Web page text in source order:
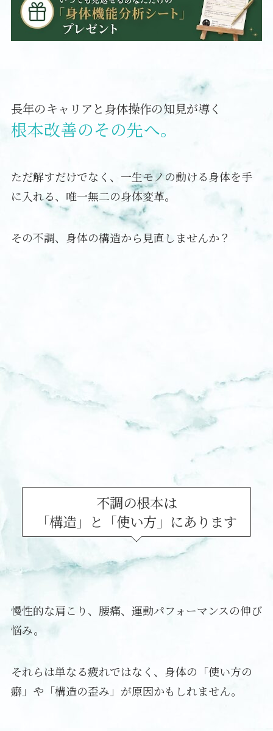
長年のキャリアと身体操作の知見が導く
根本改善のその先へ。
ただ解すだけでなく、一生モノの動ける身体を手
に入れる、唯一無二の身体変革。
その不調、身体の構造から見直しませんか？
不調の根本は
「構造」と「使い方」にあります
慢性的な肩こり、腰痛、運動パフォーマンスの伸び
悩み。
それらは単なる疲れではなく、身体の「使い方の
癖」や「構造の歪み」が原因かもしれません。